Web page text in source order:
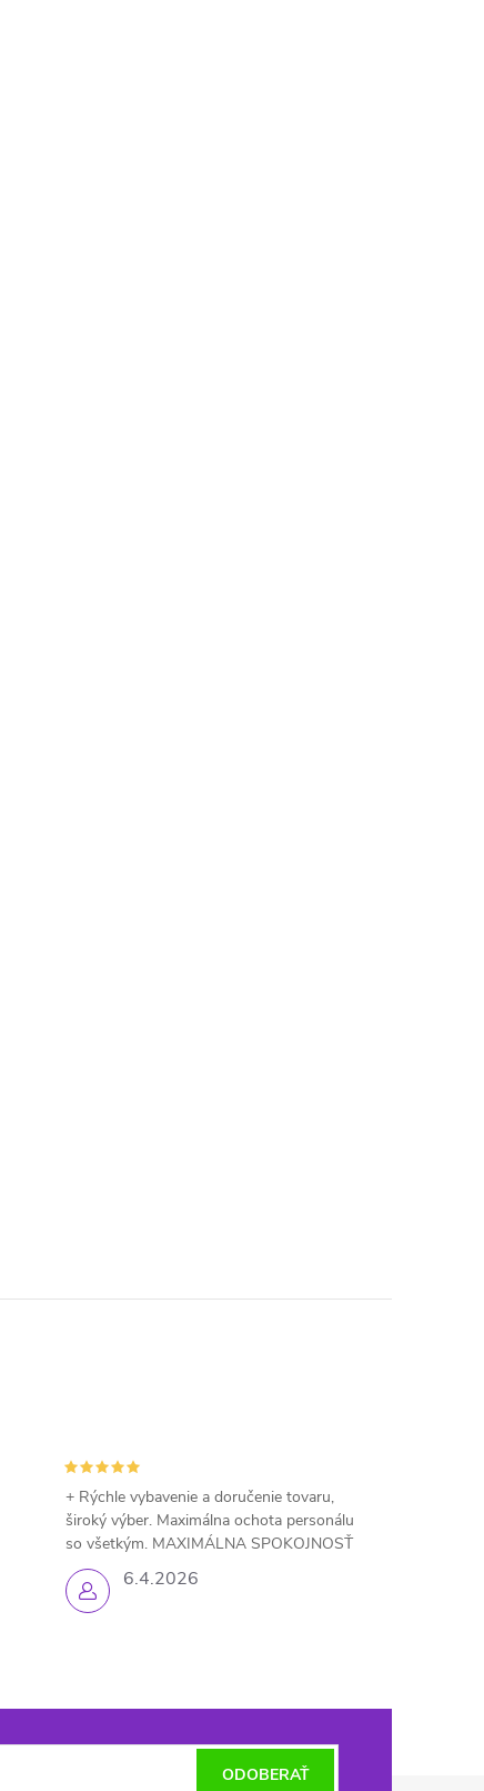
6.4.2026
+ Rýchle vybavenie a doručenie tovaru,
široký výber. Maximálna ochota personálu
so všetkým. MAXIMÁLNA SPOKOJNOSŤ
ODOBERAŤ